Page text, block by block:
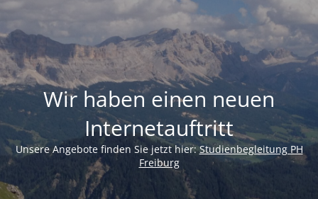
Wir haben einen neuen
Internetauftritt
Unsere Angebote finden Sie jetzt hier:Studienbegleitung PH
Freiburg